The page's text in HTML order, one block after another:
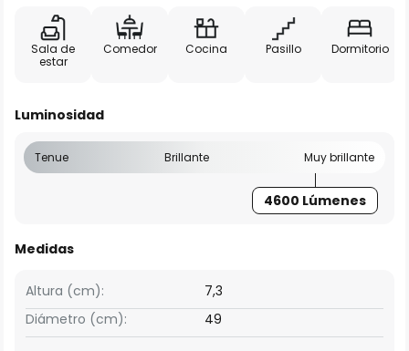
Sala de
estar
Comedor Cocina Pasillo Dormitorio
Luminosidad
Tenue Brillante Muy brillante
4600 Lúmenes
Medidas
Altura (cm):
7,3
Diámetro (cm):
49